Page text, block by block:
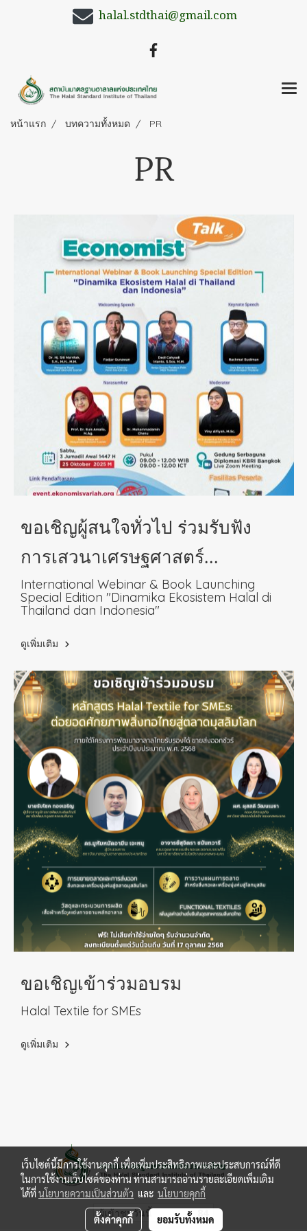
halal.stdthai@gmail.com
หน้าแรก บทความทั้งหมด PR
PR
ขอเชิญผู้สนใจทั่วไป ร่วมรับฟัง
การเสวนาเศรษฐศาสตร์
(Economist Talk)
International Webinar & Book Launching
Special Edition "Dinamika Ekosistem Halal di
Thailand dan Indonesia"
ดูเพิ่มเติม
ขอเชิญเข้าร่วมอบรม
Halal Textile for SMEs
ดูเพิ่มเติม
ผู้เข้าชมวันนี้ 84
เว็บไซต์นี้มีการใช้งานคุกกี้ เพื่อเพิ่มประสิทธิภาพและประสบการณ์ที่ดี
ในการใช้งานเว็บไซต์ของท่าน ท่านสามารถอ่านรายละเอียดเพิ่มเติม
ได้ที่นโยบายความเป็นส่วนตัว และ นโยบายคุกกี้
ตั้งค่าคุกกี้ ยอมรับทั้งหมด